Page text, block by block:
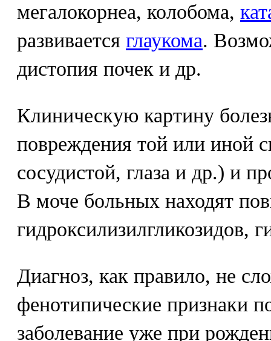
мегалокорнеа, колобома,
развивается глаукома.
дистопия почек и др.
Клиническую картину
повреждения той или иной
сосудистой, глаза и др.) и
В моче больных находят
гидроксилизилгликозидов,
Диагноз, как правило, не
фенотипические признаки
заболевание уже при